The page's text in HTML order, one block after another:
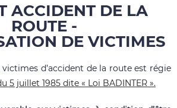
ACCIDENT DE LA
ROUTE -
DE VICTIMES
victimes d’accident de la route est régie
5 juillet 1985 dite « Loi BADINTER ».